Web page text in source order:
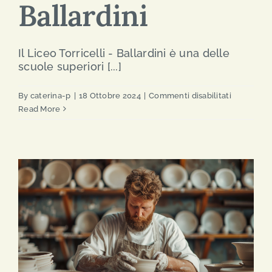
Ballardini
Il Liceo Torricelli - Ballardini è una delle
scuole superiori [...]
By caterina-p | 18 Ottobre 2024 | Commenti disabilitatisu
Read More